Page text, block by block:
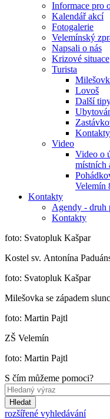
Informace pro
Kalendář akcí
Fotogalerie
Velemínský
Napsali o nás
Krizové situace
Turista
Lovoš
Další
Video
Video o
místních
Velemín
Kontakty
Agendy - druh
Kontakty
foto: Svatopluk Kašpar
Kostel sv. Antonína
foto: Svatopluk Kašpar
Milešovka se západem
foto: Martin Pajtl
ZŠ Velemín
foto: Martin Pajtl
S čím můžeme pomoci?
Hledat
rozšířené vyhledávání